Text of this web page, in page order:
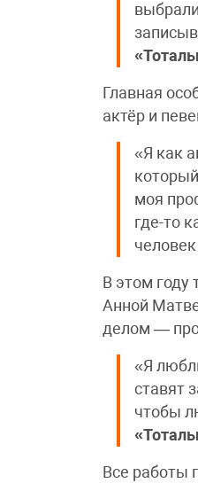
Главная
актёр и
«Я как
моя
где-то
В этом году
Анной
делом —
«Я
ставят
чтобы
Все работы